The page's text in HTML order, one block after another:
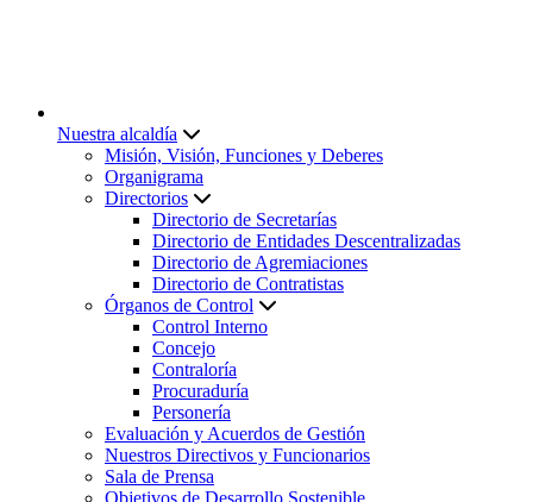
Nuestra alcaldía
Misión, Visión, Funciones y Deberes
Organigrama
Directorios
Directorio de Secretarías
Directorio de Entidades Descentralizadas
Directorio de Agremiaciones
Directorio de Contratistas
Órganos de Control
Control Interno
Concejo
Contraloría
Procuraduría
Personería
Evaluación y Acuerdos de Gestión
Nuestros Directivos y Funcionarios
Sala de Prensa
Objetivos de Desarrollo Sostenible